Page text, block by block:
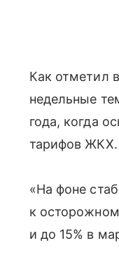
Как отметил
недельные
года, когда
тарифов ЖКХ.
«На фоне
к
и до 15% в